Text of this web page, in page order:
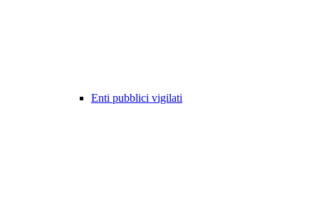
Enti pubblici vigilati